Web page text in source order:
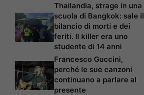
Thailandia, strage in una
scuola di Bangkok: sale il
bilancio di morti e dei
feriti. Il killer era uno
studente di 14 anni
Francesco Guccini,
perché le sue canzoni
continuano a parlare al
presente